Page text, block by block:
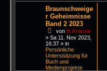
Braunschweige
r Geheimnisse
Band 2 2023
von H.Krause
» Sa 11. Nov 2023,
16:37 » in
Persönliche
Unterstützung für
Buch und
Medienprojekte